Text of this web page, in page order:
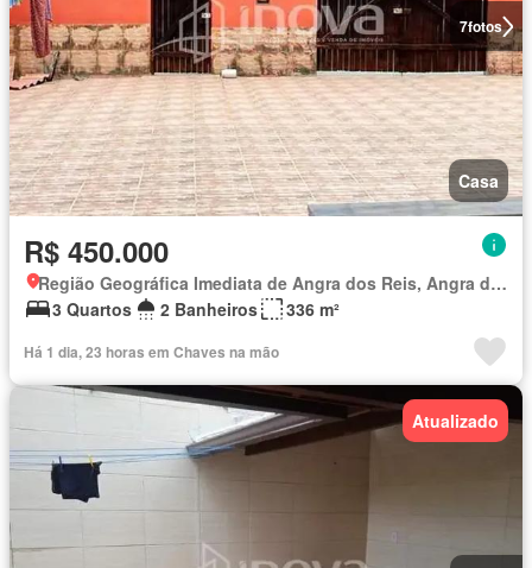
7fotos
Casa
R$ 450.000
Região Geográfica Imediata de Angra dos Reis, Angra dos Reis
3 Quartos
2 Banheiros 336 m²
Há 1 dia, 23 horas em Chaves na mão
Atualizado